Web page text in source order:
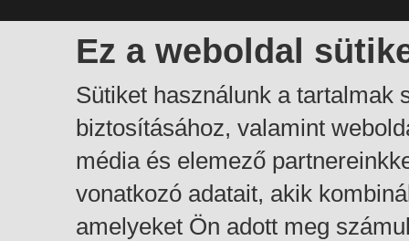
Ez a weboldal
Sütiket használunk a tartalmak
biztosításához, valamint
média és elemező
vonatkozó adatait, akik
amelyeket Ön adott meg